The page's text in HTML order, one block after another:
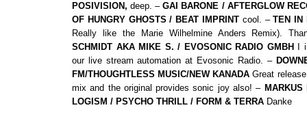
POSIVISION, deep. –GAI BARONE / AFTERGLOW
OF HUNGRY GHOSTS / BEAT IMPRINTcool. –TEN IN
Really like the Marie Wilhelmine Anders Remix).
SCHMIDT AKA MIKE S. / EVOSONIC RADIO GMBH I
our live stream automation at Evosonic Radio. –
FM/THOUGHTLESS MUSIC/NEW KANADA Great
mix and the original provides sonic joy also! –
LOGISM / PSYCHO THRILL / FORM & TERRA Danke